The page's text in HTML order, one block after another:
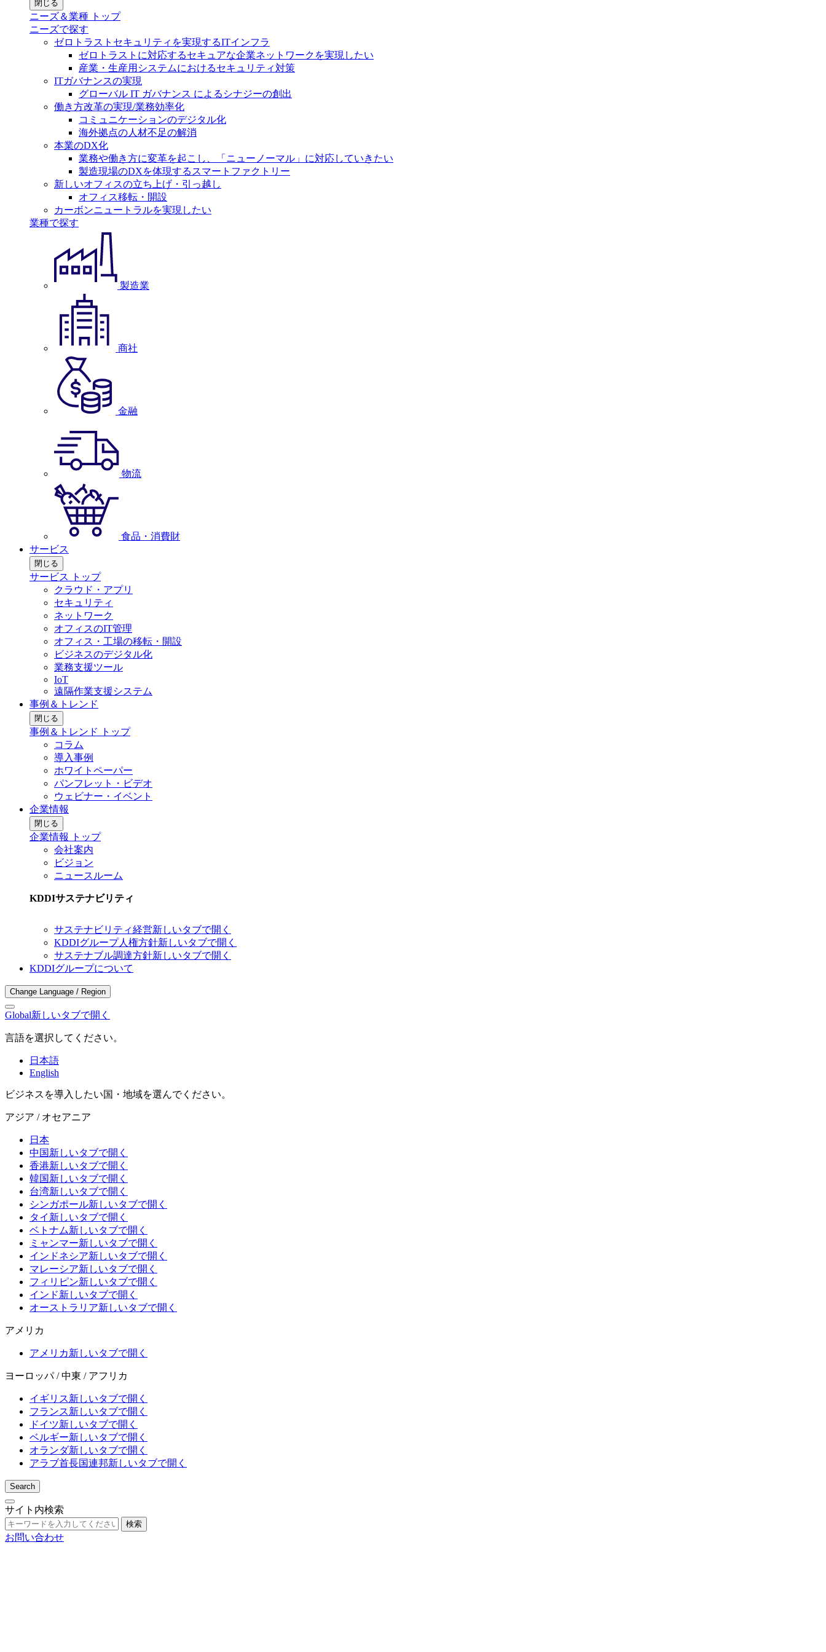
閉じる
ニーズ＆業種 トップ
ニーズで探す
ゼロトラストセキュリティを実現するITインフラ
ゼロトラストに対応するセキュアな企業ネットワークを実現したい
産業・生産用システムにおけるセキュリティ対策
ITガバナンスの実現
グローバル IT ガバナンス によるシナジーの創出
働き方改革の実現/業務効率化
コミュニケーションのデジタル化
海外拠点の人材不足の解消
本業のDX化
業務や働き方に変革を起こし、「ニューノーマル」に対応していきたい
製造現場のDXを体現するスマートファクトリー
新しいオフィスの立ち上げ・引っ越し
オフィス移転・開設
カーボンニュートラルを実現したい
業種で探す
製造業
商社
金融
物流
食品・消費財
サービス
閉じる
サービス トップ
クラウド・アプリ
セキュリティ
ネットワーク
オフィスのIT管理
オフィス・工場の移転・開設
ビジネスのデジタル化
業務支援ツール
IoT
遠隔作業支援システム
事例＆トレンド
閉じる
事例＆トレンド トップ
コラム
導入事例
ホワイトペーパー
パンフレット・ビデオ
ウェビナー・イベント
企業情報
閉じる
企業情報 トップ
会社案内
ビジョン
ニュースルーム
KDDIサステナビリティ
サステナビリティ経営新しいタブで開く
KDDIグループ人権方針新しいタブで開く
サステナブル調達方針新しいタブで開く
KDDIグループについて
Change Language / Region
Global新しいタブで開く
言語を選択してください。
日本語
English
ビジネスを導入したい国・地域を選んでください。
アジア / オセアニア
日本
中国新しいタブで開く
香港新しいタブで開く
韓国新しいタブで開く
台湾新しいタブで開く
シンガポール新しいタブで開く
タイ 新しいタブで開く
ベトナム新しいタブで開く
ミャンマー新しいタブで開く
インドネシア新しいタブで開く
マレーシア新しいタブで開く
フィリピン新しいタブで開く
インド新しいタブで開く
オーストラリア新しいタブで開く
アメリカ
アメリカ新しいタブで開く
ヨーロッパ / 中東 / アフリカ
イギリス新しいタブで開く
フランス新しいタブで開く
ドイツ新しいタブで開く
ベルギー新しいタブで開く
オランダ新しいタブで開く
アラブ首長国連邦新しいタブで開く
Search
サイト内検索
検索
お問い合わせ